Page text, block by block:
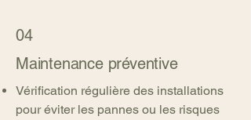
04
Maintenance préventive
Vérification régulière des installations
pour éviter les pannes ou les risques